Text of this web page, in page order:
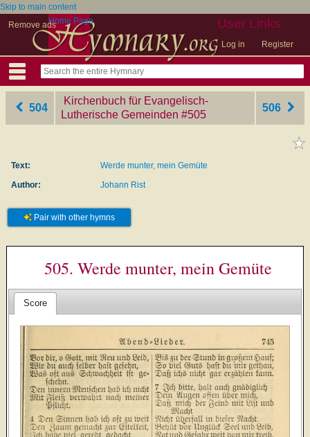
Skip to main content
Remove ads
User Links
Log in Register
Home Page
504
Kirchenbuch für Evangelisch-
Lutherische Gemeinden ‎#505
506
Text:
Werde munter, mein Gemüte
Author:
Johann Rist
Pair with other hymns
505. Werde munter, mein Gemüte
Score